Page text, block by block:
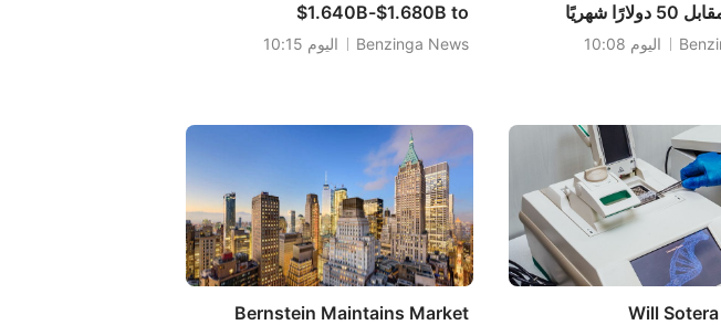
شهريًا
اليوم 10:08
$1.640B-$1.680B to
$1.685B-$1.725B vs $1.665B Est
Benzinga News اليوم 10:15
Will
Bernstein Maintains Market